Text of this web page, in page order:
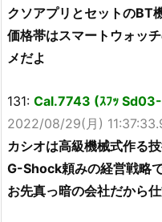
クソアプリとセットのBT
価格帯はスマートウォッ
メだよ
131: Cal.7743 (ｽﾌｯ
2022/08/29(月)
カシオは高級機械式作る
G-Shock頼みの経営戦略
お先真っ暗の会社だから